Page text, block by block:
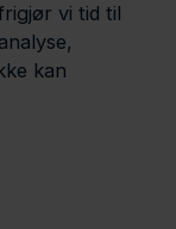
vi tid til
kan